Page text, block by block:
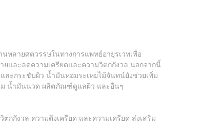
ลายศตวรรษในทางการแพทย์อายุรเวทเพื่อ
และลดความเครียดและความวิตกกังวล นอกจากนี้
ละกระชับผิว น้ำมันหอมระเหยไม้จันทน์ยังช่วยเพิ่ม
ม น้ำมันนวด ผลิตภัณฑ์ดูแลผิว และอื่นๆ
กังวล ความตึงเครียด และความเครียด ส่งเสริม